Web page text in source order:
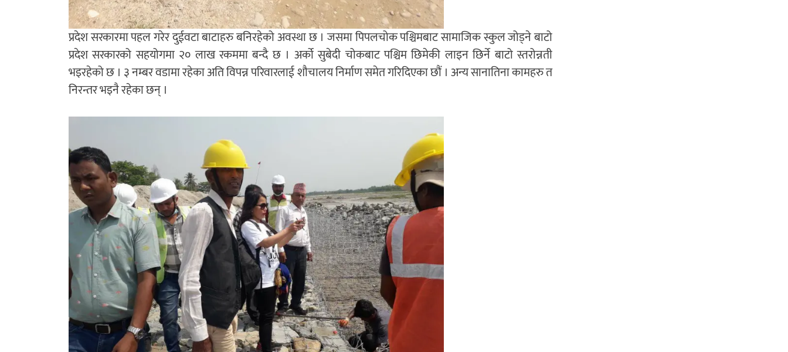
प्रदेश सरकारमा पहल गरेर दुईवटा बाटाहरु बनिरहेको अवस्था छ । जसमा पिपलचोक पश्चिमबाट सामाजिक स्कुल जोड्ने बाटो
प्रदेश सरकारको सहयोगमा २० लाख रकममा बन्दै छ । अर्को सुबेदी चोकबाट पश्चिम छिमेकी लाइन छिर्ने बाटो स्तरोन्नती
भइरहेको छ । ३ नम्बर वडामा रहेका अति विपन्न परिवारलाई शौचालय निर्माण समेत गरिदिएका छौं । अन्य सानातिना कामहरु त
निरन्तर भइनै रहेका छन् ।